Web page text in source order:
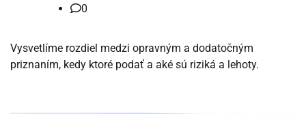
0
Vysvetlíme rozdiel medzi opravným a dodatočným
priznaním, kedy ktoré podať a aké sú riziká a lehoty.